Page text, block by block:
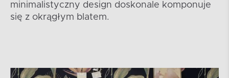
minimalistyczny design doskonale komponuje
się z okrągłym blatem.